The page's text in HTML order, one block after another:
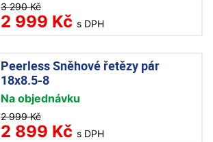
3 290 Kč
2 999 Kč s DPH
Peerless Sněhové řetězy pár
18x8.5-8
Na objednávku
2 999 Kč
2 899 Kč s DPH